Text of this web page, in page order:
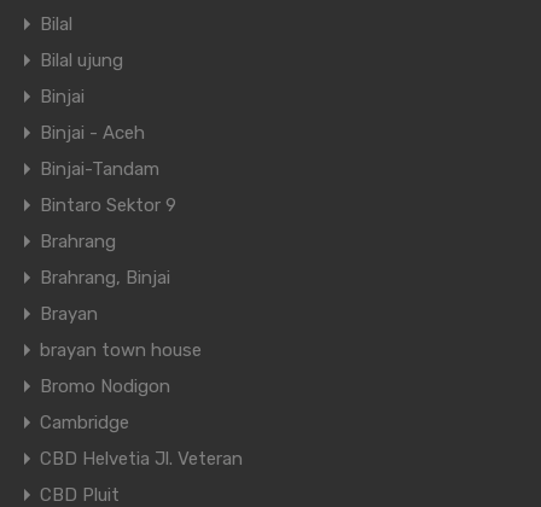
Bilal
Bilal ujung
Binjai
Binjai - Aceh
Binjai-Tandam
Bintaro Sektor 9
Brahrang
Brahrang, Binjai
Brayan
brayan town house
Bromo Nodigon
Cambridge
CBD Helvetia Jl. Veteran
CBD Pluit